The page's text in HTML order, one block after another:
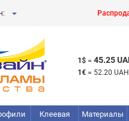
1$ = 45.25
1€ = 52.20 UAH
Клеевая
Материалы